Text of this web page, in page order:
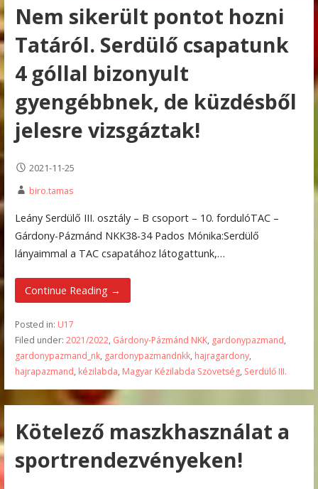
Nem sikerült pontot hozni
Tatáról. Serdülő csapatunk
4 góllal bizonyult
gyengébbnek, de küzdésből
jelesre vizsgáztak!
2021-11-25
biro.tamas
Leány Serdülő III. osztály – B csoport – 10. fordulóTAC –
Gárdony-Pázmánd NKK38-34 Pados Mónika:Serdülő
lányaimmal a TAC csapatához látogattunk,…
Continue Reading →
Posted in: U17
Filed under: 2021/2022, Gárdony-Pázmánd NKK, gardonypazmand,
gardonypazmand_nk, gardonypazmandnkk, hajragardony,
hajrapazmand, kézilabda, Magyar Kézilabda Szövetség, Serdülő III.
Kötelező maszkhasználat a
sportrendezvényeken!